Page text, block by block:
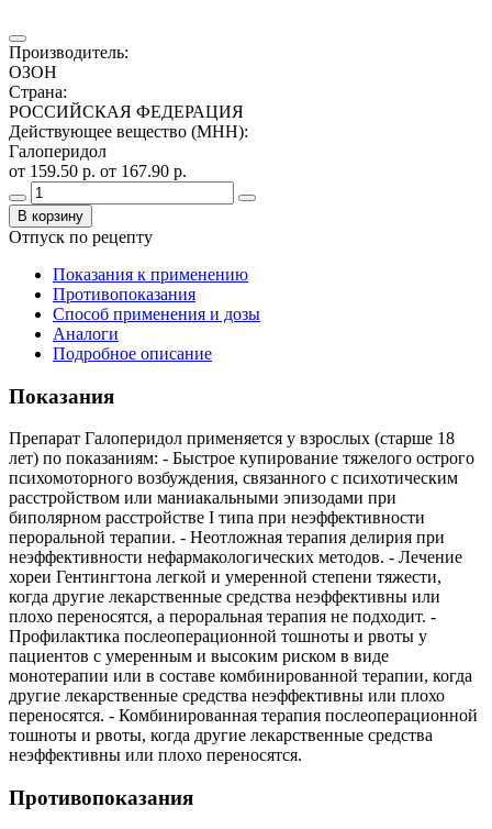
Производитель:
ОЗОН
Страна:
РОССИЙСКАЯ ФЕДЕРАЦИЯ
Действующее вещество (МНН):
Галоперидол
от 159.50 р. от 167.90 р.
В корзину
Отпуск по рецепту
Показания к применению
Противопоказания
Способ применения и дозы
Аналоги
Подробное описание
Показания
Препарат Галоперидол применяется у взрослых (старше 18
лет) по показаниям: - Быстрое купирование тяжелого острого
психомоторного возбуждения, связанного с психотическим
расстройством или маниакальными эпизодами при
биполярном расстройстве I типа при неэффективности
пероральной терапии. - Неотложная терапия делирия при
неэффективности нефармакологических методов. - Лечение
хореи Гентингтона легкой и умеренной степени тяжести,
когда другие лекарственные средства неэффективны или
плохо переносятся, а пероральная терапия не подходит. -
Профилактика послеоперационной тошноты и рвоты у
пациентов с умеренным и высоким риском в виде
монотерапии или в составе комбинированной терапии, когда
другие лекарственные средства неэффективны или плохо
переносятся. - Комбинированная терапия послеоперационной
тошноты и рвоты, когда другие лекарственные средства
неэффективны или плохо переносятся.
Противопоказания